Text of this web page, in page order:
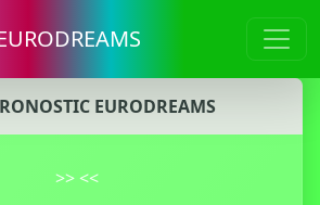
EURODREAMS
>> <<